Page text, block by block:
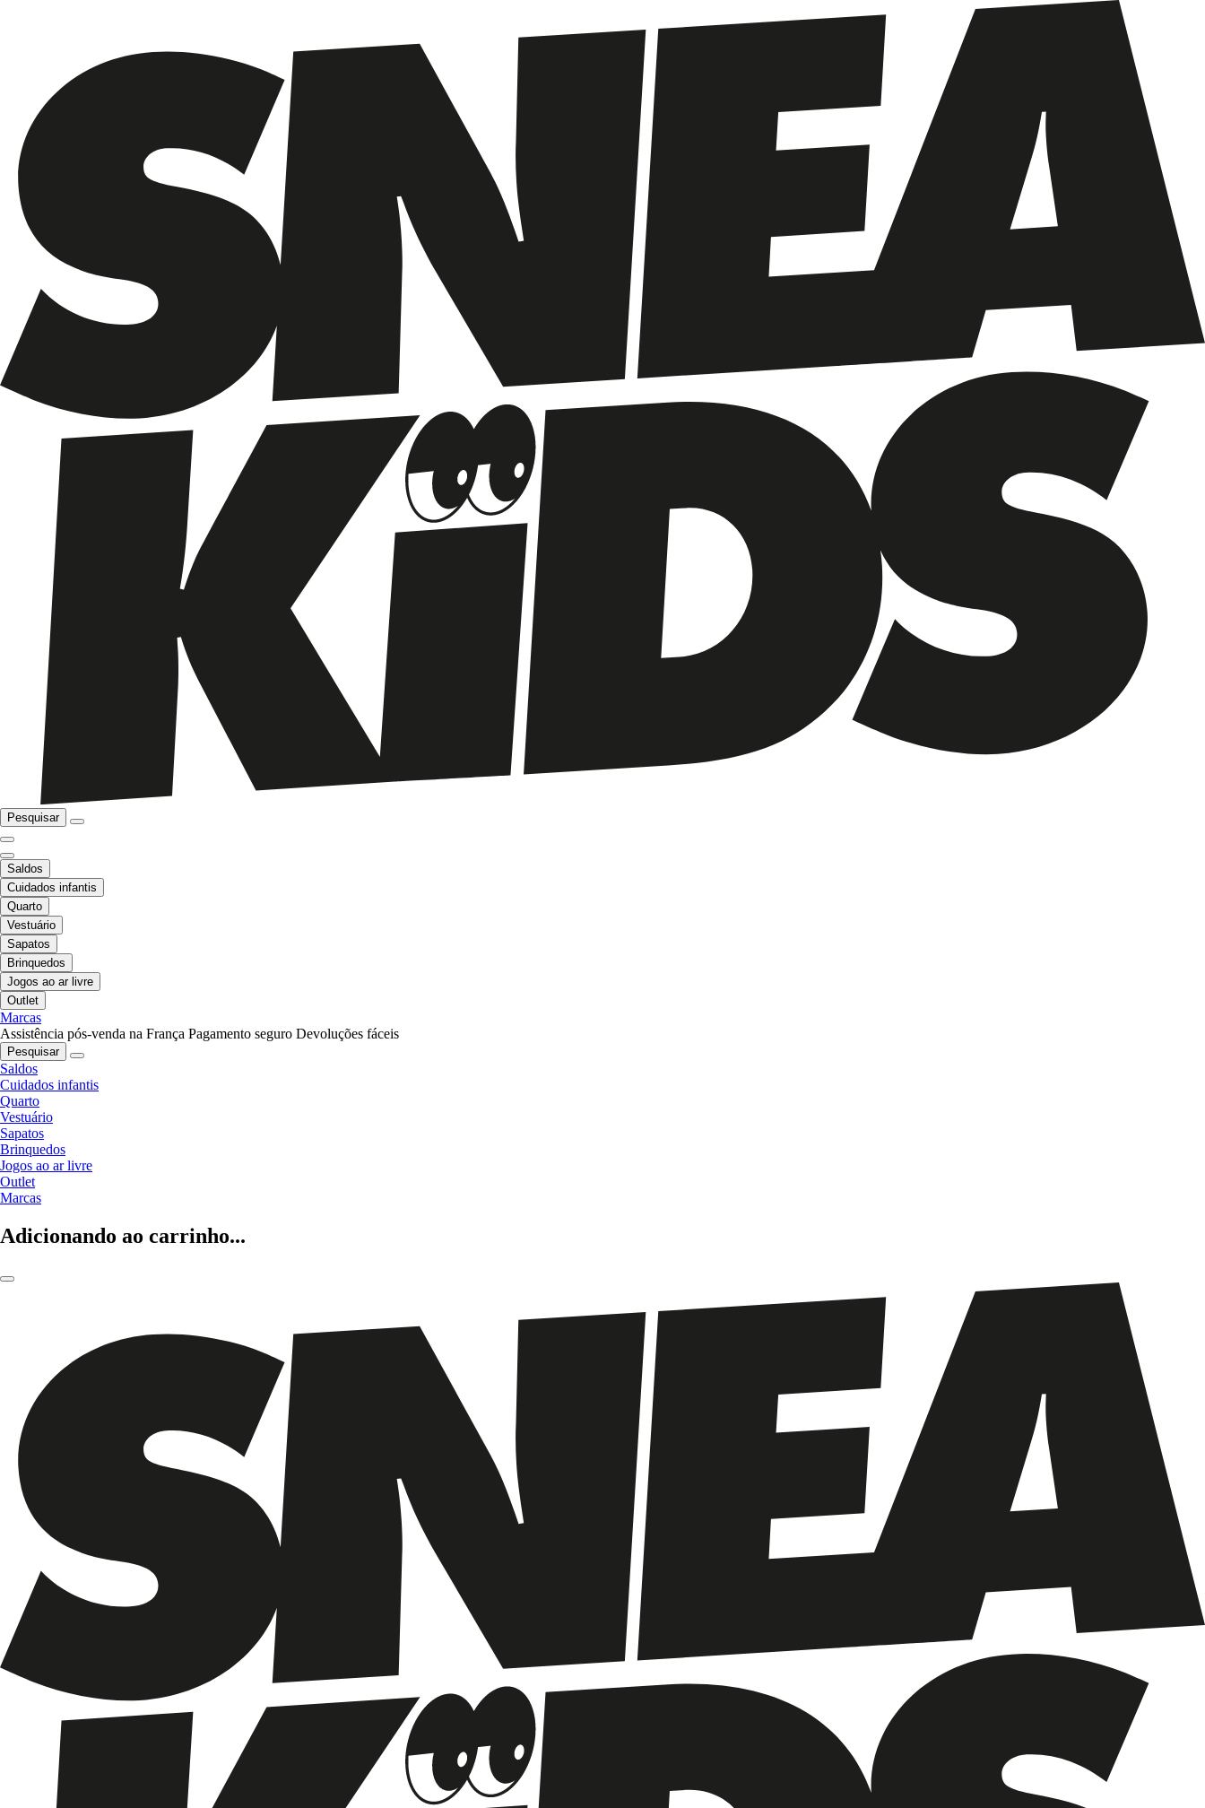
Pesquisar
Saldos
Cuidados infantis
Quarto
Vestuário
Sapatos
Brinquedos
Jogos ao ar livre
Outlet
Marcas
Assistência pós-venda na França Pagamento seguro Devoluções fáceis
Pesquisar
Saldos
Cuidados infantis
Quarto
Vestuário
Sapatos
Brinquedos
Jogos ao ar livre
Outlet
Marcas
Adicionando ao carrinho...